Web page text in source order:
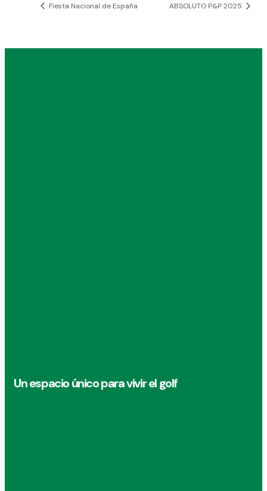
Fiesta Nacional de España ABSOLUTO P&P 2025
Un espacio único para vivir el golf